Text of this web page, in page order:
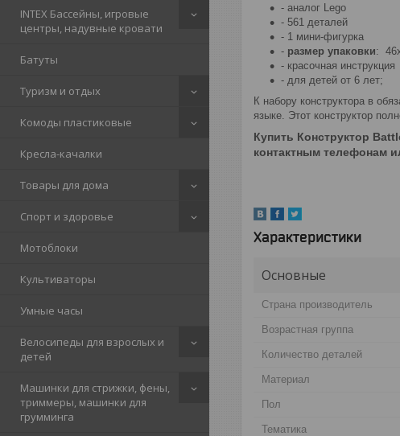
INTEX Бассейны, игровые
центры, надувные кровати
Батуты
Туризм и отдых
Комоды пластиковые
Кресла-качалки
Товары для дома
Спорт и здоровье
Мотоблоки
Культиваторы
Умные часы
Велосипеды для взрослых и
детей
Машинки для стрижки, фены,
триммеры, машинки для
грумминга
- аналог Lego
- 561 деталей
- 1 мини-фигурка
- размер упаковки:
- красочная инструкция
- для детей от 6 лет;
К набору конструктора в
языке. Этот конструктор
Купить Конструктор
контактным телефонам
Характеристики
Основные
Страна производитель
Возрастная группа
Количество деталей
Материал
Пол
Тематика